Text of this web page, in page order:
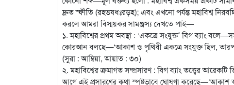
দ্রুত স্ফীতি (রহভষধঃরড়হ); এবং এখনো পর্যন্ত মহাবিশ্ব
করলে আমরা বিস্ময়কর সামঞ্জস্য দেখতে পাই—
১. মহাবিশ্বের প্রথম অবস্থা : ‘একত্রে সংযুক্ত’ বিগ ব্যাং
কোরআন বলছে—‘আকাশ ও পৃথিবী একত্রে সংযুক্ত ছিল,
(সুরা : আম্বিয়া, আয়াত : ৩০)
২. মহাবিশ্বের ক্রমাগত সম্প্রসারণ : বিগ ব্যাং তত্ত্বের
আগে এই প্রসারণের কথা স্পষ্টভাবে ঘোষণা করেছে—‘আকাশ